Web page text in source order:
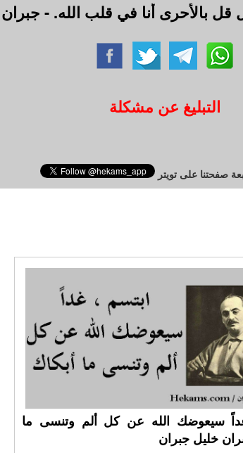
قل بالأحرى أنا في قلب الله. -
التبليغ عن مشكلة
صفحتنا على تويتر
سيعوضك الله عن كل ألم وتنسى ما
خليل جبران